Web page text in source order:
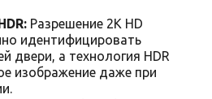
Разрешение 2K HD
идентифицировать
двери, а технология HDR
изображение даже при